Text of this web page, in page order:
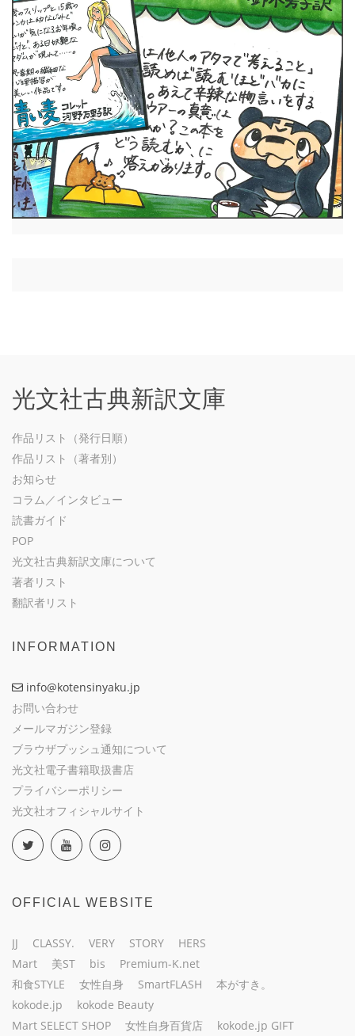
光文社古典新訳文庫
作品リスト（発行日順）
作品リスト（著者別）
お知らせ
コラム／インタビュー
読書ガイド
POP
光文社古典新訳文庫について
著者リスト
翻訳者リスト
INFORMATION
info@kotensinyaku.jp
お問い合わせ
メールマガジン登録
ブラウザプッシュ通知について
光文社電子書籍取扱書店
プライバシーポリシー
光文社オフィシャルサイト
OFFICIAL WEBSITE
JJ CLASSY. VERY STORY
HERS
Mart
美ST bis
Premium-K.net
和食STYLE
女性自身 SmartFLASH
本がすき。
kokode.jp
kokode Beauty
Mart SELECT SHOP
女性自身百貨店 kokode.jp GIFT